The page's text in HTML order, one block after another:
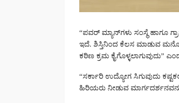
“ಪವರ್ ಮ್ಯಾನ್‌ಗಳು ಸಂಸ್ಥೆ ಹಾಗೂ
ಇದೆ. ಶಿಸ್ತಿನಿಂದ ಕೆಲಸ ಮಾಡುವ
ಕಠಿಣ ಕ್ರಮ ಕೈಗೊಳ್ಳಲಾಗುವುದು”
“ಸರ್ಕಾರಿ ಉದ್ಯೋಗ ಸಿಗುವುದು
ಹಿರಿಯರು ನೀಡುವ